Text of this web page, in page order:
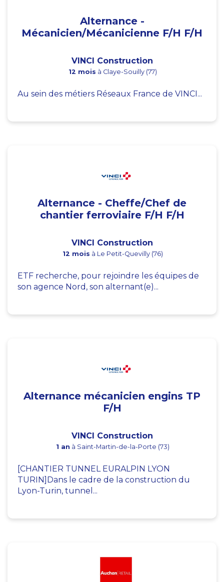
Alternance -
Mécanicien/Mécanicienne F/H F/H
VINCI Construction
12 mois à Claye-Souilly (77)
Au sein des métiers Réseaux France de VINCI...
Alternance - Cheffe/Chef de
chantier ferroviaire F/H F/H
VINCI Construction
12 mois à Le Petit-Quevilly (76)
ETF recherche, pour rejoindre les équipes de
son agence Nord, son alternant(e)...
Alternance mécanicien engins TP
F/H
VINCI Construction
1 an à Saint-Martin-de-la-Porte (73)
[CHANTIER TUNNEL EURALPIN LYON
TURIN]Dans le cadre de la construction du
Lyon-Turin, tunnel...